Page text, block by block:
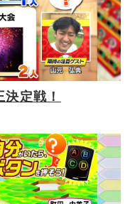
定戦！